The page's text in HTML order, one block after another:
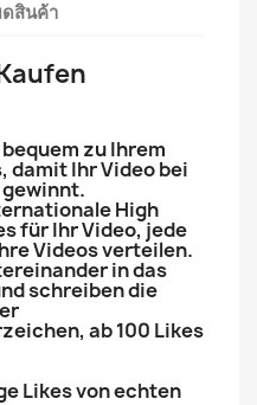
ดสินค้า
zu Ihrem
damit Ihr Video bei
gewinnt.
High
für Ihr Video, jede
Videos verteilen.
in das
schreiben die
ab 100 Likes
Likes von echten